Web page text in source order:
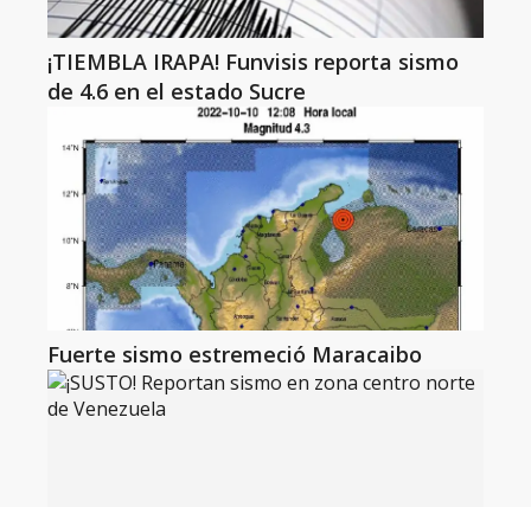
¡TIEMBLA IRAPA! Funvisis reporta sismo
de 4.6 en el estado Sucre
Fuerte sismo estremeció Maracaibo